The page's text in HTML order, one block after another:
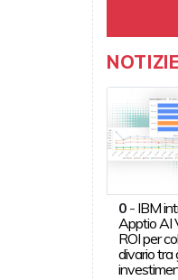
0- IBM
Apptio AI
ROI per
divario tra